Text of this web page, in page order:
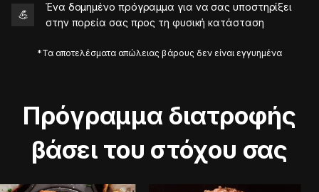
💪
Ένα δομημένο πρόγραμμα για να σας υποστηρίξει
στην πορεία σας προς τη φυσική κατάσταση
*Τα αποτελέσματα απώλειας βάρους δεν είναι εγγυημένα
Πρόγραμμα διατροφής
βάσει του στόχου σας